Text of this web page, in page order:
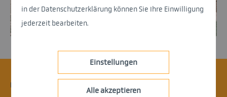
in der Datenschutzerklärung können Sie Ihre Einwilligung
jederzeit bearbeiten.
Einstellungen
Alle akzeptieren
KONTAKT.